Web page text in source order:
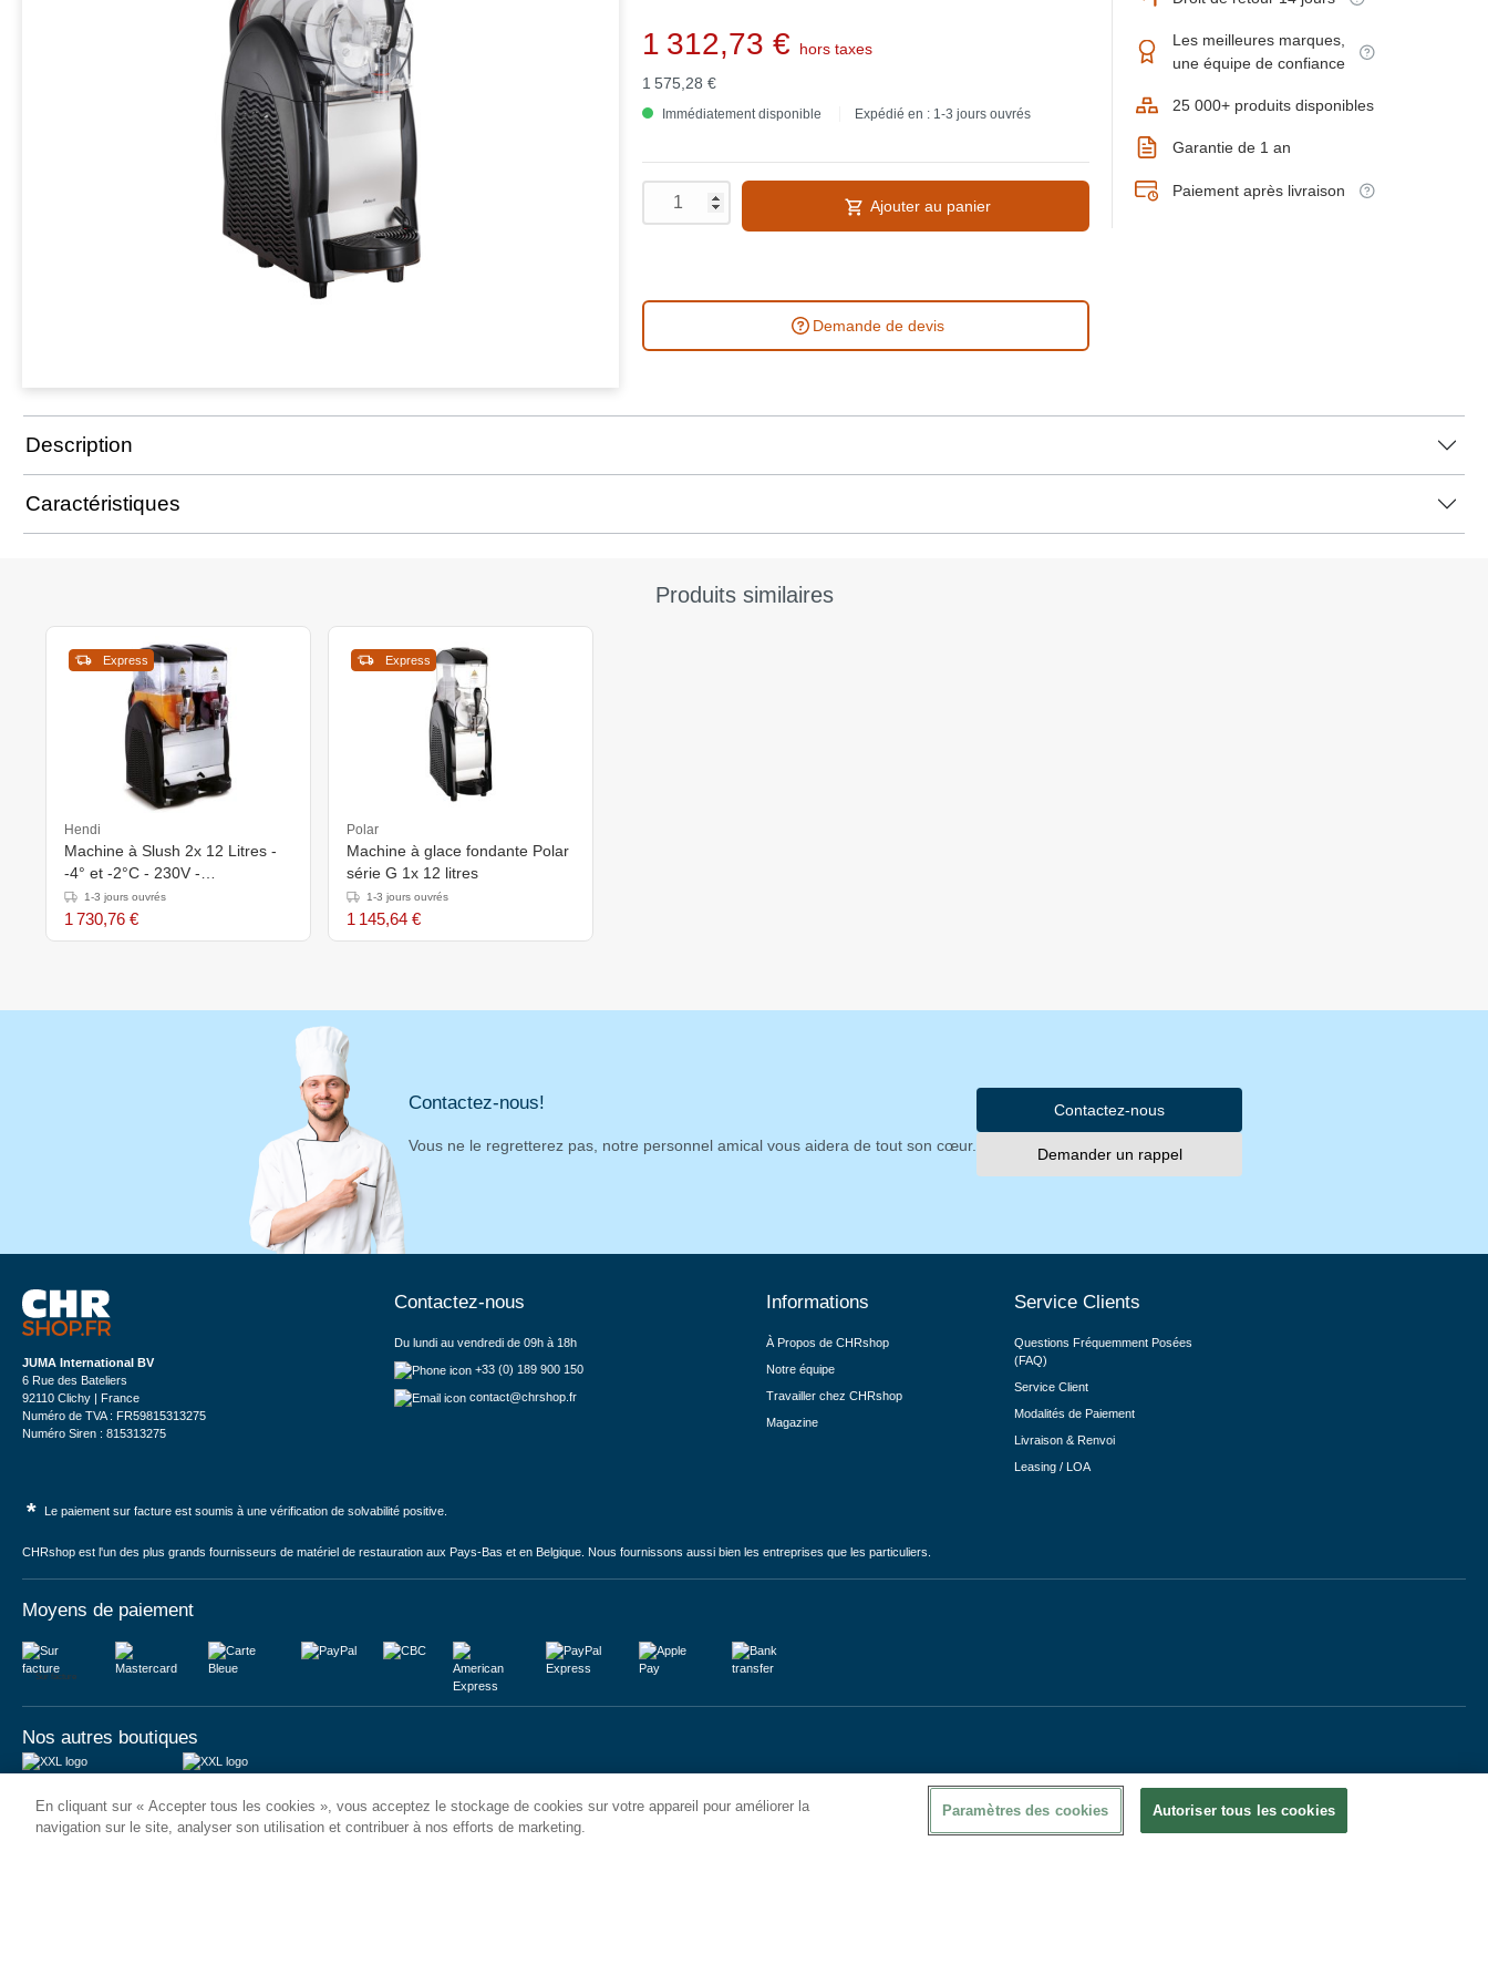
1 312,73 €
hors taxes
1 575,28 €
Immédiatement disponible Expédié en : 1-3 jours ouvrés
Ajouter au panier
Demande de devis
Les meilleures marques,
une équipe de confiance
25 000+ produits disponibles
Garantie de 1 an
Paiement après livraison
Description
Caractéristiques
Produits similaires
Express
Hendi
Machine à Slush 2x 12 Litres -
-4° et -2°C - 230V -
470x510x(H)810mm
1-3 jours ouvrés
1 730,76 €
Express
Polar
Machine à glace fondante Polar
série G 1x 12 litres
1-3 jours ouvrés
1 145,64 €
Contactez-nous!
Vous ne le regretterez pas, notre personnel amical vous aidera de tout son cœur.
Contactez-nous
Demander un rappel
JUMA International BV
6 Rue des Bateliers
92110 Clichy | France
Numéro de TVA : FR59815313275
Numéro Siren : 815313275
Contactez-nous
Du lundi au vendredi de 09h à 18h
+33 (0) 189 900 150
contact@chrshop.fr
Informations
À Propos de CHRshop
Notre équipe
Travailler chez CHRshop
Magazine
Service Clients
Questions Fréquemment Posées
(FAQ)
Service Client
Modalités de Paiement
Livraison & Renvoi
Leasing / LOA
* Le paiement sur facture est soumis à une vérification de solvabilité positive.
CHRshop est l'un des plus grands fournisseurs de matériel de restauration aux Pays-Bas et en Belgique. Nous fournissons aussi bien les entreprises que les particuliers.
Moyens de paiement
Sur facture
Nos autres boutiques
Königsborner Straße 26a
39175 Biederitz | Deutschland
Vrijheidweg 34
1521RR Wormerveer | Nederland
En cliquant sur « Accepter tous les cookies », vous acceptez le stockage de cookies sur votre appareil pour améliorer la
navigation sur le site, analyser son utilisation et contribuer à nos efforts de marketing.
Paramètres des cookies Autoriser tous les cookies